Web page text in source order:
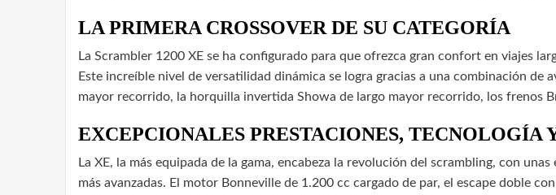
LA PRIMERA CROSSOVER DE SU CATEGORÍA
La Scrambler 1200 XE se ha configurado para que ofrezca gran confort en viajes
Este increíble nivel de versatilidad dinámica se logra gracias a una combinación
mayor recorrido, la horquilla invertida Showa de largo mayor recorrido, los frenos
EXCEPCIONALES PRESTACIONES, TECNOLOGÍA
La XE, la más equipada de la gama, encabeza la revolución del scrambling, con
más avanzadas. El motor Bonneville de 1.200 cc cargado de par, el escape doble